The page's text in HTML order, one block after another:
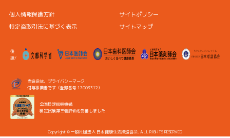
個人情報保護方針
サイトポリシー
特定商取引法に基づく表示
サイトマップ
後
援/
当協会は、プライバシーマーク
付与事業者です（登録番号 17003312）
全国検定振興機構
検定試験第三者評価を受審しました
Copyright © 一般社団法人 日本健康生活推進協会. ALL RIGHTS RESERVED